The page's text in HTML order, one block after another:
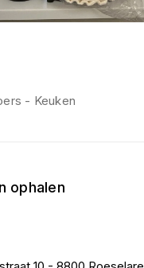
- Keuken
ophalen